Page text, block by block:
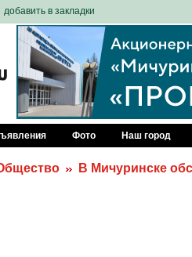
добавить в закладки
Фото Наш город
В Мичуринске